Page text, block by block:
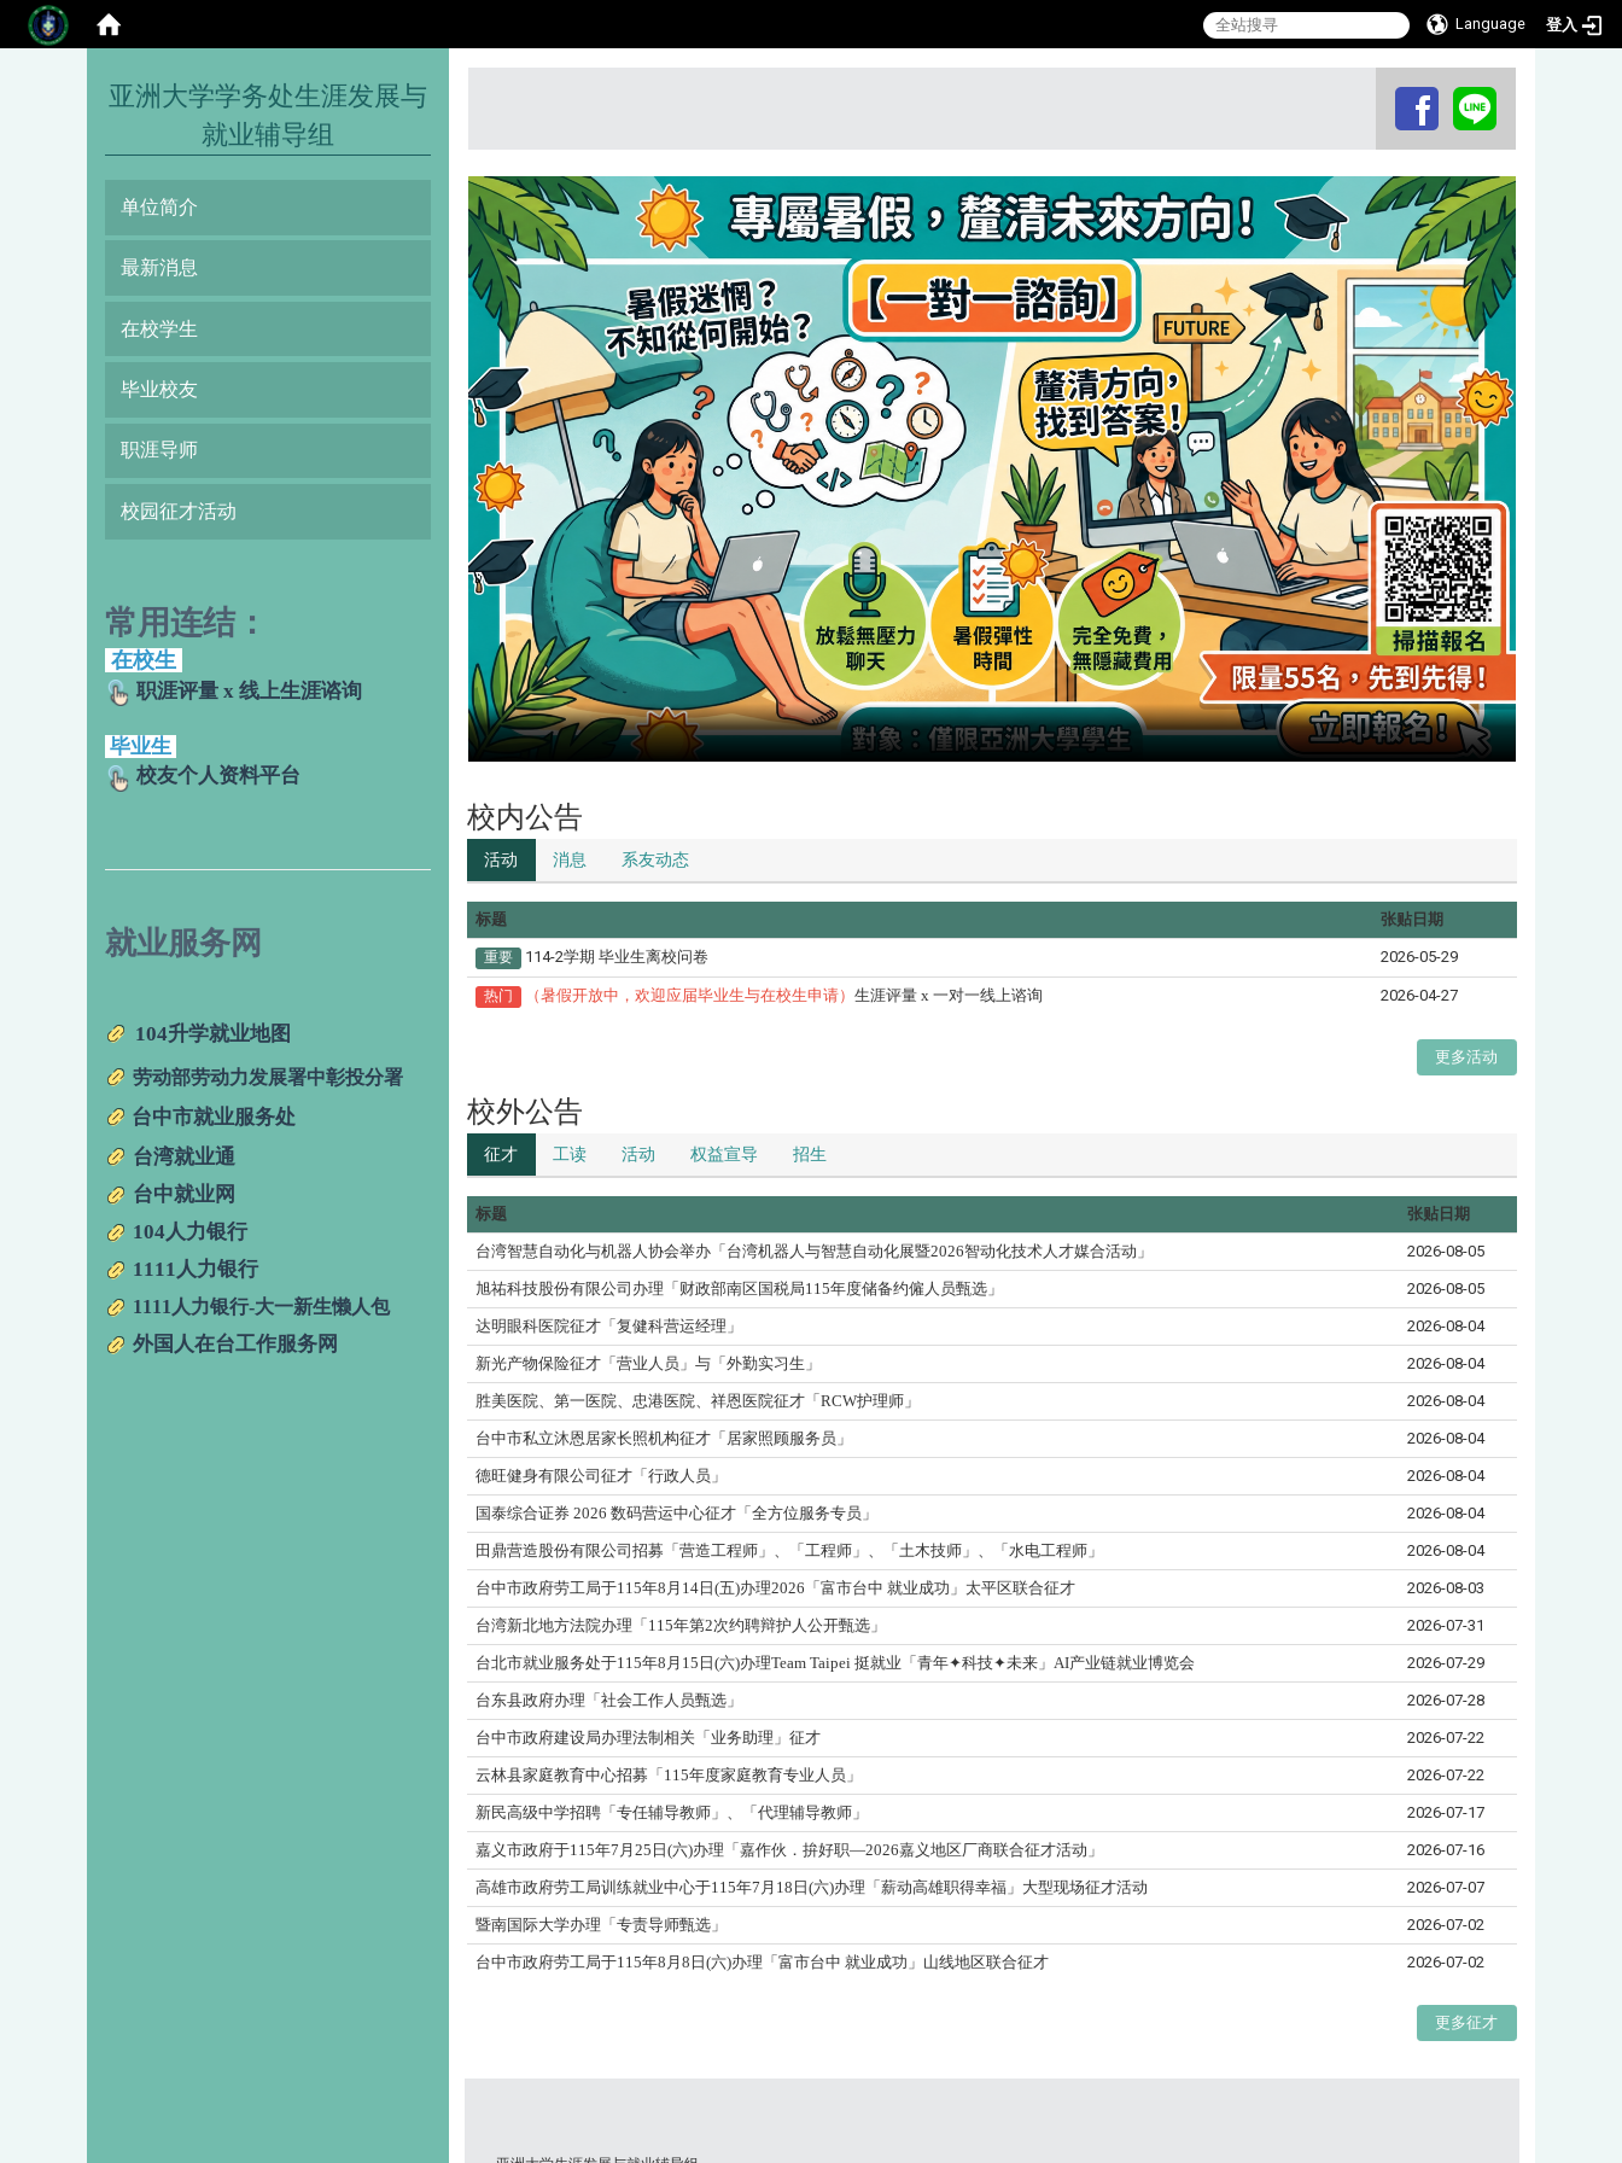
Language 登入
亚洲大学学务处生涯发展与
就业辅导组
单位简介
最新消息
在校学生
毕业校友
职涯导师
校园征才活动
常用连结：
在校生
职涯评量 x 线上生涯谘询
毕业生
校友个人资料平台
就业服务网
104升学就业地图
劳动部劳动力发展署中彰投分署
台中市就业服务处
台湾就业通
台中就业网
104人力银行
1111人力银行
1111人力银行-大一新生懒人包
外国人在台工作服务网
校内公告
活动 消息 系友动态
标题 张贴日期
重要 114-2学期 毕业生离校问卷 2026-05-29
热门 （暑假开放中，欢迎应届毕业生与在校生申请） 生涯评量 x 一对一线上谘询 2026-04-27
更多活动
校外公告
征才 工读 活动 权益宣导 招生
标题 张贴日期
台湾智慧自动化与机器人协会举办「台湾机器人与智慧自动化展暨2026智动化技术人才媒合活动」 2026-08-05
旭祐科技股份有限公司办理「财政部南区国税局115年度储备约僱人员甄选」 2026-08-05
达明眼科医院征才「复健科营运经理」 2026-08-04
新光产物保险征才「营业人员」与「外勤实习生」 2026-08-04
胜美医院、第一医院、忠港医院、祥恩医院征才「RCW护理师」 2026-08-04
台中市私立沐恩居家长照机构征才「居家照顾服务员」 2026-08-04
德旺健身有限公司征才「行政人员」 2026-08-04
国泰综合证券 2026 数码营运中心征才「全方位服务专员」 2026-08-04
田鼎营造股份有限公司招募「营造工程师」、「工程师」、「土木技师」、「水电工程师」 2026-08-04
台中市政府劳工局于115年8月14日(五)办理2026「富市台中 就业成功」太平区联合征才 2026-08-03
台湾新北地方法院办理「115年第2次约聘辩护人公开甄选」 2026-07-31
台北市就业服务处于115年8月15日(六)办理Team Taipei 挺就业「青年✦科技✦未来」AI产业链就业博览会 2026-07-29
台东县政府办理「社会工作人员甄选」 2026-07-28
台中市政府建设局办理法制相关「业务助理」征才 2026-07-22
云林县家庭教育中心招募「115年度家庭教育专业人员」 2026-07-22
新民高级中学招聘「专任辅导教师」、「代理辅导教师」 2026-07-17
嘉义市政府于115年7月25日(六)办理「嘉作伙．拚好职—2026嘉义地区厂商联合征才活动」 2026-07-16
高雄市政府劳工局训练就业中心于115年7月18日(六)办理「薪动高雄职得幸福」大型现场征才活动 2026-07-07
暨南国际大学办理「专责导师甄选」 2026-07-02
台中市政府劳工局于115年8月8日(六)办理「富市台中 就业成功」山线地区联合征才 2026-07-02
更多征才